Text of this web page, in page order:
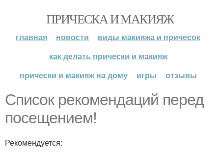
ПРИЧЕСКА И МАКИЯЖ
главная новости
виды макияжа и причесок
как делать прически и макияж
прически и макияж на дому
игры отзывы
Список рекомендаций перед
посещением!
Рекомендуется: